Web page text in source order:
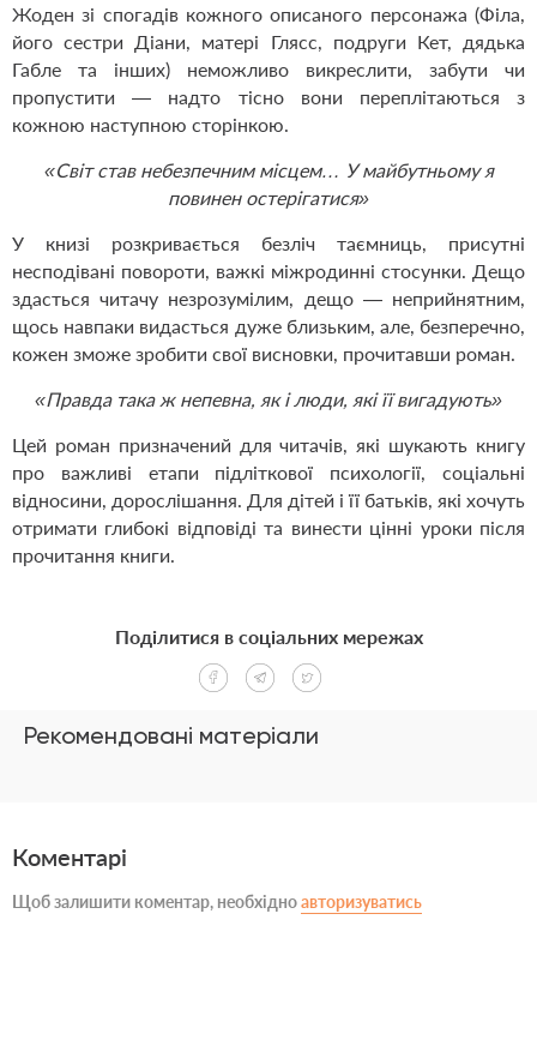
Жоден зі спогадів кожного описаного персонажа (Філа,
його сестри Діани, матері Глясс, подруги Кет, дядька
Габле та інших) неможливо викреслити, забути чи
пропустити — надто тісно вони переплітаються з
кожною наступною сторінкою.
«Світ став небезпечним місцем… У майбутньому я
повинен остерігатися»
У книзі розкривається безліч таємниць, присутні
несподівані повороти, важкі міжродинні стосунки. Дещо
здасться читачу незрозумілим, дещо — неприйнятним,
щось навпаки видасться дуже близьким, але, безперечно,
кожен зможе зробити свої висновки, прочитавши роман.
«Правда така ж непевна, як і люди, які її вигадують»
Цей роман призначений для читачів, які шукають книгу
про важливі етапи підліткової психології, соціальні
відносини, дорослішання. Для дітей і її батьків, які хочуть
отримати глибокі відповіді та винести цінні уроки після
прочитання книги.
Рекомендовані матеріали
Поділитися в соціальних мережах
Коментарі
Щоб залишити коментар, необхідноавторизуватись